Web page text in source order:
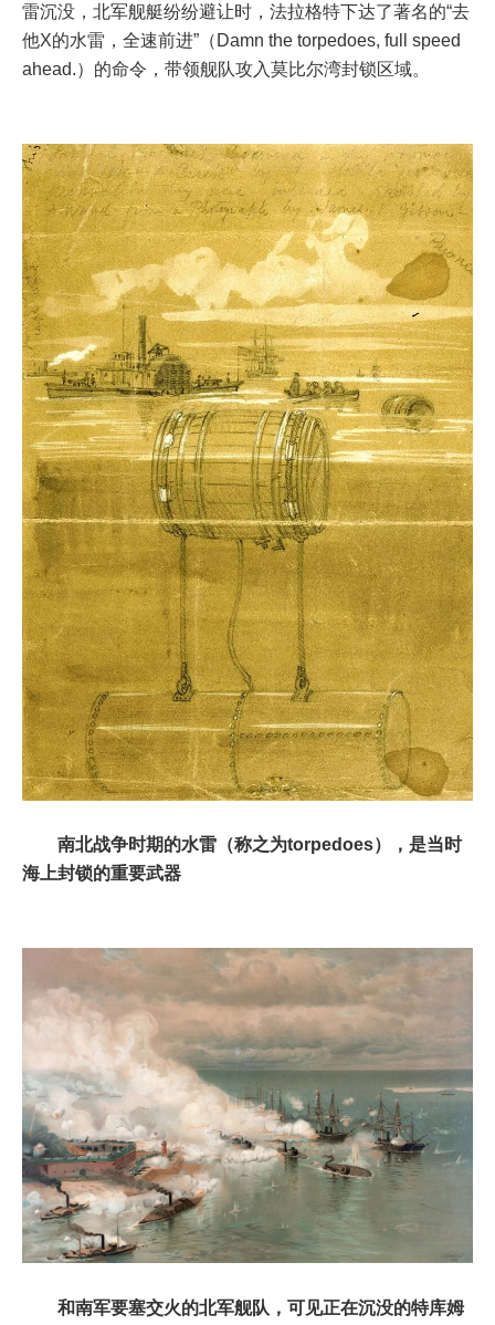
雷沉没，北军舰艇纷纷避让时，法拉格特下达了著名的“去
他X的水雷，全速前进”（Damn the torpedoes, full speed
ahead.）的命令，带领舰队攻入莫比尔湾封锁区域。
南北战争时期的水雷（称之为torpedoes），是当时
海上封锁的重要武器
和南军要塞交火的北军舰队，可见正在沉没的特库姆